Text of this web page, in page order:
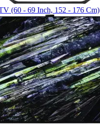
(60 - 69 Inch, 152 - 176 Cm)